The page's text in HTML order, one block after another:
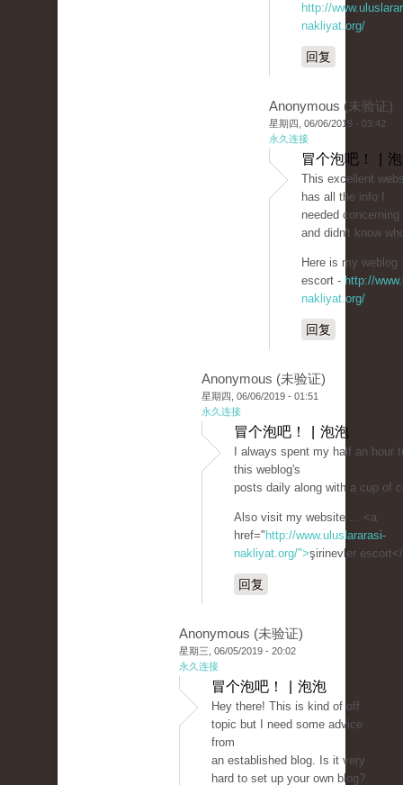
http://
nakliyat.org/
回复
Anonymous (未验证)
星期四, 06/06/2019 - 03:42
永久连接
冒个泡吧！ |
This excellent
has all the info I
needed
and didn't know
Here is my weblog
escort - http://
nakliyat.org/
回复
Anonymous (未验证)
星期四, 06/06/2019 - 01:51
永久连接
冒个泡吧！ | 泡泡
I always spent my half an hour
this weblog's
posts daily along with a cup of
Also visit my website ... <a
href=" http://www.uluslararasi-
nakliyat.org/">şirinevler
回复
Anonymous (未验证)
星期三, 06/05/2019 - 20:02
永久连接
冒个泡吧！ | 泡泡
Hey there! This is kind of off
topic but I need some advice
from
an established blog. Is it very
hard to set up your own blog?